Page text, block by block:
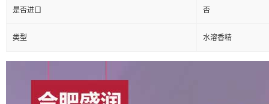
是否进口 否
类型 水溶香精